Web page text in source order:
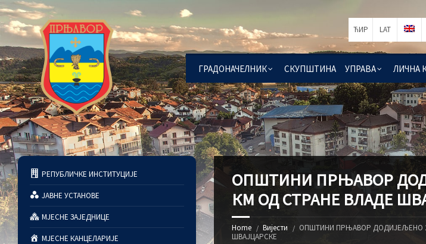
ГРАДОНАЧЕЛНИК СКУПШТИНА УПРАВА ЛИЧНА
ЋИР LAT
ОПШТИНИ ПРЊАВОР
КМ ОД СТРАНЕ ВЛАДЕ
Home Вијести
ОПШТИНИ ПРЊАВОР ДОДИЈЕЉЕНО
ШВАЈЦАРСКЕ
РЕПУБЛИЧКЕ ИНСТИТУЦИЈЕ
ЈАВНЕ УСТАНОВЕ
МЈЕСНЕ ЗАЈЕДНИЦЕ
МЈЕСНЕ КАНЦЕЛАРИЈЕ